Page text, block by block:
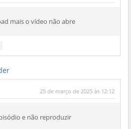
mais o vídeo não abre
25 de março de 2025 às 12:12
e não reproduzir